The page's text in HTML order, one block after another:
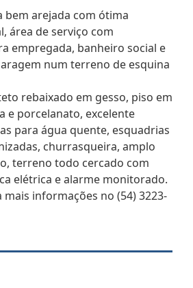
bem arejada com ótima
área de serviço com
empregada, banheiro social e
num terreno de esquina
rebaixado em gesso, piso em
e porcelanato, excelente
para água quente, esquadrias
churrasqueira, amplo
terreno todo cercado com
elétrica e alarme monitorado.
informações no (54) 3223-